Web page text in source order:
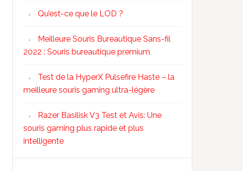
Qu’est-ce que le LOD ?
Meilleure Souris Bureautique Sans-fil
2022 : Souris bureautique premium
Test de la HyperX Pulsefire Haste – la
meilleure souris gaming ultra-légère
Razer Basilisk V3 Test et Avis: Une
souris gaming plus rapide et plus
intelligente